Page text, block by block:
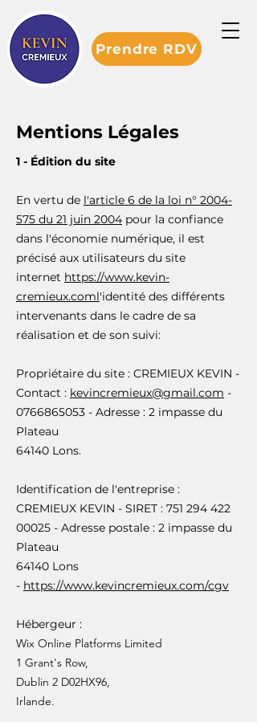
Prendre RDV
Mentions Légales
1 - Édition du site
En vertu de l'article 6 de la loi n° 2004-
575 du 21 juin 2004 pour la confiance
dans l'économie numérique, il est
précisé aux utilisateurs du site
internet https://www.kevin-
cremieux.coml'identité des différents
intervenants dans le cadre de sa
réalisation et de son suivi:
Propriétaire du site : CREMIEUX KEVIN -
Contact : kevincremieux@gmail.com -
0766865053 - Adresse : 2 impasse du
Plateau
64140 Lons.
Identification de l'entreprise :
CREMIEUX KEVIN - SIRET : 751 294 422
00025 - Adresse postale : 2 impasse du
Plateau
64140 Lons
- https://www.kevincremieux.com/cgv
Hébergeur :
Wix Online Platforms Limited
1 Grant's Row,
Dublin 2 D02HX96,
Irlande.